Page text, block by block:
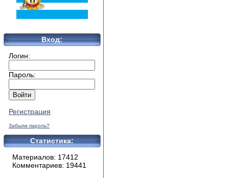
Вход:
Логин:
Пароль:
Регистрация
Забыли пароль?
Статистика:
Материалов: 17412
Комментариев: 19441